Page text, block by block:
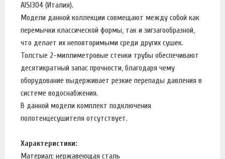
AISI304 (Италия).
Модели данной коллекции совмещают между собой как
перемычки классической формы, так и зигзагообразной,
что делает их неповторимыми среди других сушек.
Толстые 2-миллиметровые стенки трубы обеспечивают
десятикратный запас прочности, благодаря чему
оборудование выдерживает резкие перепады давления в
системе водоснабжения.
В данной модели комплект подключения
полотенцесушителя отсутствует.
Характеристики:
Материал: нержавеющая сталь